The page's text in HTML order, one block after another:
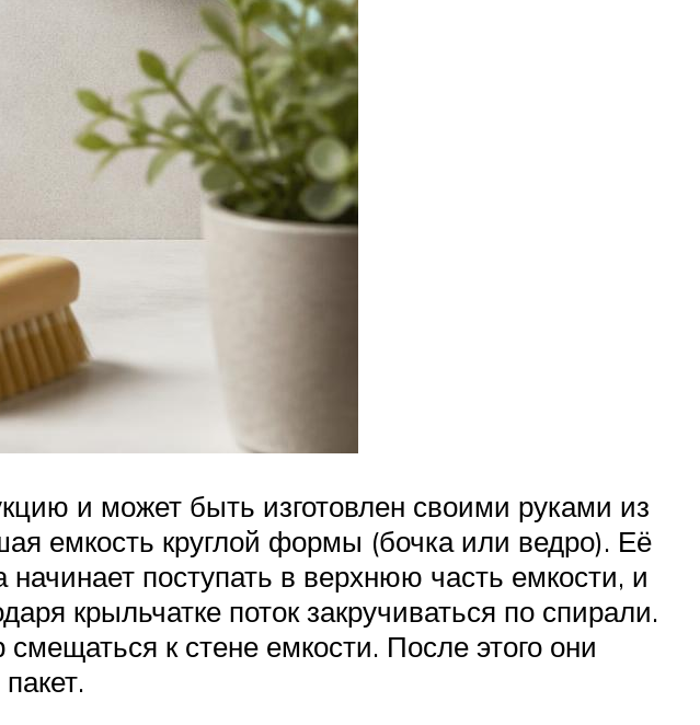
и может быть изготовлен своими руками из
емкость круглой формы (бочка или ведро). Её
начинает поступать в верхнюю часть емкости, и
крыльчатке поток закручиваться по спирали.
к стене емкости. После этого они